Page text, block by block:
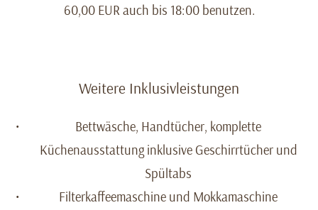
60,00 EUR auch bis 18:00 benutzen.
Weitere Inklusivleistungen
Bettwäsche, Handtücher, komplette
Küchenausstattung inklusive Geschirrtücher und
Spültabs
Filterkaffeemaschine und Mokkamaschine